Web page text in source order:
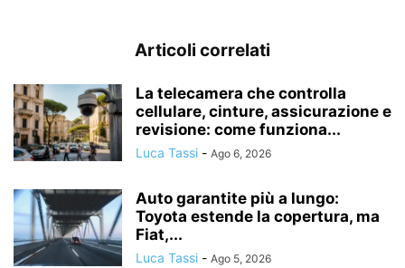
Articoli correlati
La telecamera che controlla
cellulare, cinture, assicurazione e
revisione: come funziona...
Luca Tassi - Ago 6, 2026
Auto garantite più a lungo:
Toyota estende la copertura, ma
Fiat,...
Luca Tassi - Ago 5, 2026